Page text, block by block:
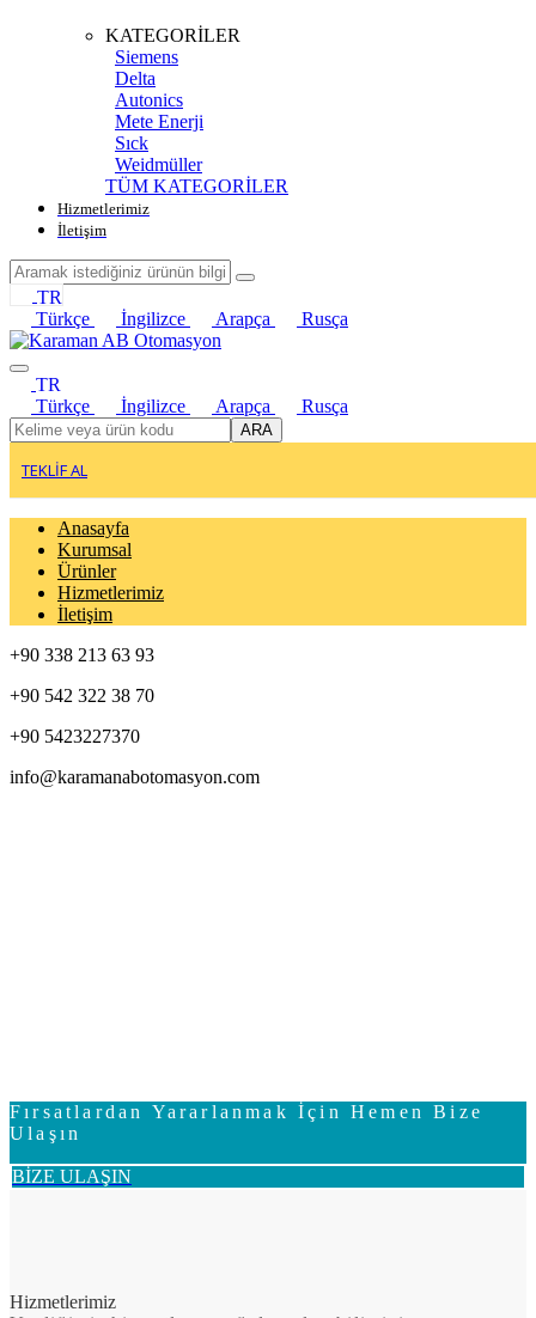
KATEGORİLER
Siemens
Delta
Autonics
Mete Enerji
Sıck
Weidmüller
TÜM KATEGORİLER
Hizmetlerimiz
İletişim
TR
Türkçe
İngilizce Arapça Rusça
TR
Türkçe
İngilizce Arapça Rusça
ARA
TEKLİF AL
Anasayfa
Kurumsal
Ürünler
Hizmetlerimiz
İletişim
+90 338 213 63 93
+90 542 322 38 70
+90 5423227370
info@karamanabotomasyon.com
Fırsatlardan Yararlanmak İçin Hemen Bize
Ulaşın
BİZE ULAŞIN
Hizmetlerimiz